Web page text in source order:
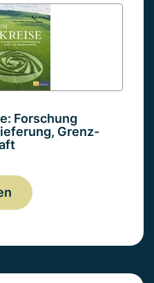
Forschung
Grenz-